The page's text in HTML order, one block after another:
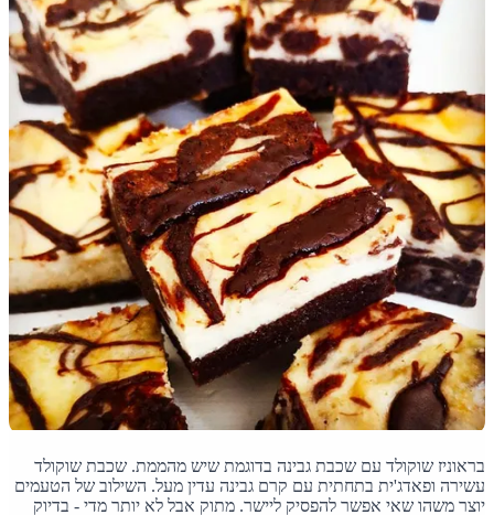
בראוניז שוקולד עם שכבת גבינה בדוגמת שיש מהממת. שכבת שוקולד
עשירה ופאדג'ית בתחתית עם קרם גבינה עדין מעל. השילוב של הטעמים
יוצר משהו שאי אפשר להפסיק ליישר. מתוק אבל לא יותר מדי - בדיוק